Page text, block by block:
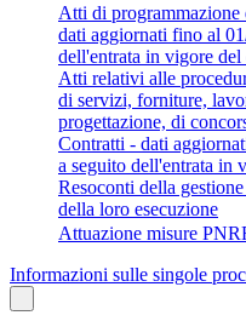
Atti di
dati aggiornati fino al
dell'entrata in vigore
Atti relativi alle
di servizi, forniture,
progettazione, di
Contratti - dati
a seguito dell'entrata in
Resoconti della
della loro esecuzione
Attuazione misure
Informazioni sulle singole